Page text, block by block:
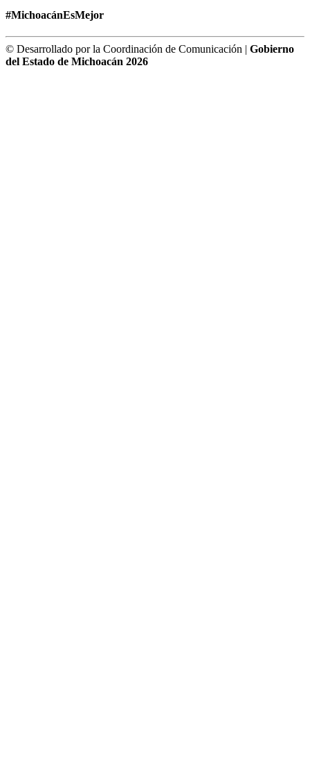
#MichoacánEsMejor
© Desarrollado por la Coordinación de Comunicación | Gobierno
del Estado de Michoacán 2026